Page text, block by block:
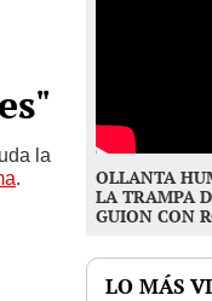
la
.
OLLANTA
LA TRAMPA
GUION CON
LO MÁS